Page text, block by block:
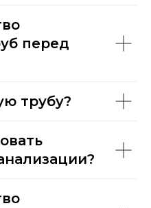
перед
трубу?